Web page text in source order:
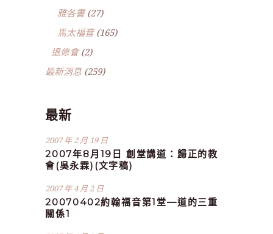
雅各書(27)
馬太福音(165)
退修會(2)
最新消息 (259)
最新
2007 年 2 月 19 日
2007年8月19日 創堂講道：歸正的教
會(吳永霖)(文字稿)
2007 年 4 月 2 日
20070402約翰福音第1堂—道的三重
關係1